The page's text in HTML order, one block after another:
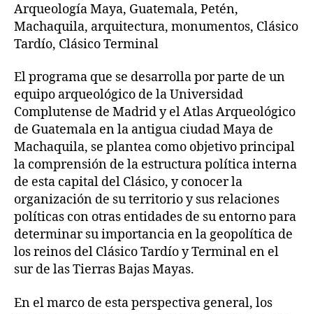
Arqueología Maya, Guatemala, Petén,
Machaquila, arquitectura, monumentos, Clásico
Tardío, Clásico Terminal
El programa que se desarrolla por parte de un
equipo arqueológico de la Universidad
Complutense de Madrid y el Atlas Arqueológico
de Guatemala en la antigua ciudad Maya de
Machaquila, se plantea como objetivo principal
la comprensión de la estructura política interna
de esta capital del Clásico, y conocer la
organización de su territorio y sus relaciones
políticas con otras entidades de su entorno para
determinar su importancia en la geopolítica de
los reinos del Clásico Tardío y Terminal en el
sur de las Tierras Bajas Mayas.
En el marco de esta perspectiva general, los